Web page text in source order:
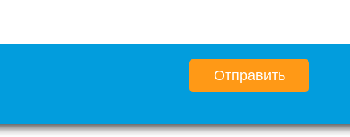
Отправить